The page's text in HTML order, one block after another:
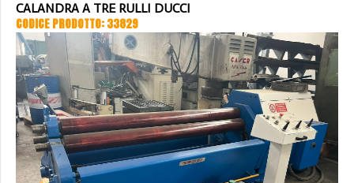
CALANDRA A TRE RULLI DUCCI
CODICE PRODOTTO: 33829